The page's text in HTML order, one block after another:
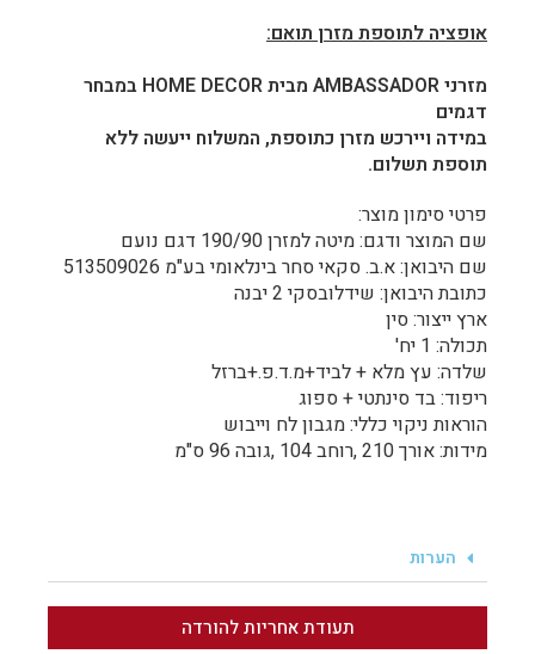
אופציה לתוספת מזרן תואם:
מזרני AMBASSADOR מבית HOME DECOR במבחר
דגמים
במידה ויירכש מזרן כתוספת, המשלוח ייעשה ללא
תוספת תשלום.
פרטי סימון מוצר:
שם המוצר ודגם: מיטה למזרן 190/90 דגם נועם
שם היבואן: א.ב. סקאי סחר בינלאומי בע"מ 513509026
כתובת היבואן: שידלובסקי 2 יבנה
ארץ ייצור: סין
תכולה: 1 יח'
שלדה: עץ מלא + לביד+מ.ד.פ.+ברזל
ריפוד: בד סינתטי + ספוג
הוראות ניקוי כללי: מגבון לח וייבוש
מידות: אורך 210 ,רוחב 104 ,גובה 96 ס"מ
הערות
תעודת אחריות להורדה